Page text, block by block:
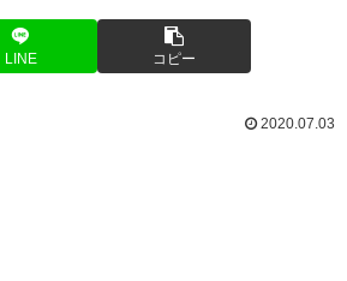
LINE コピー
2020.07.03